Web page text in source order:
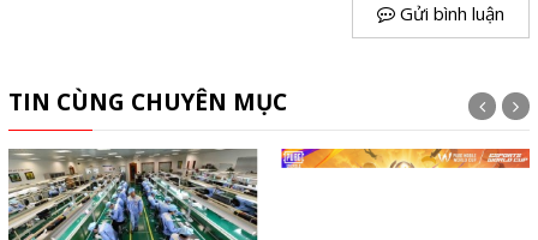
Gửi bình luận
TIN CÙNG CHUYÊN MỤC